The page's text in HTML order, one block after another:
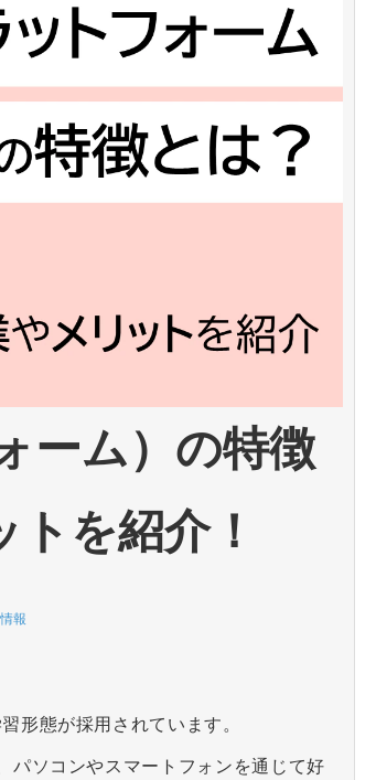
ーム）の特徴
を紹介！
報
形態が採用されています。
パソコンやスマートフォンを通じて好